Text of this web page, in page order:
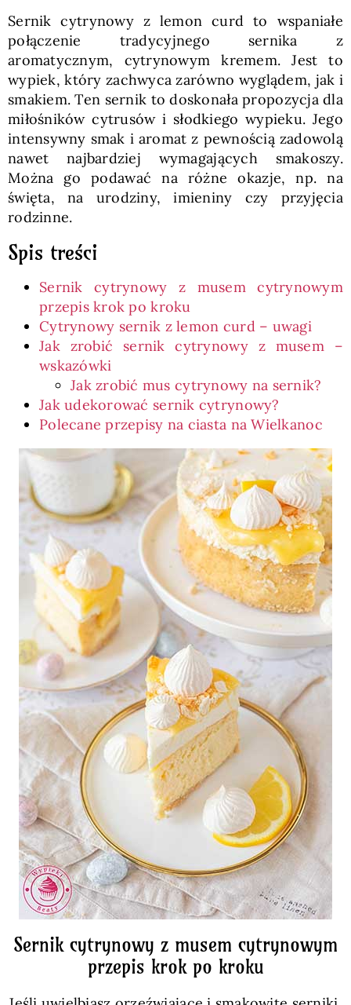
SKLEP
Polski
Sernik cytrynowy z lemon curd to wspaniałe
połączenie tradycyjnego sernika z
aromatycznym, cytrynowym kremem. Jest to
wypiek, który zachwyca zarówno wyglądem, jak i
smakiem. Ten sernik to doskonała propozycja dla
miłośników cytrusów i słodkiego wypieku. Jego
intensywny smak i aromat z pewnością zadowolą
nawet najbardziej wymagających smakoszy.
Można go podawać na różne okazje, np. na
święta, na urodziny, imieniny czy przyjęcia
rodzinne.
Spis treści
Sernik cytrynowy z musem cytrynowym
przepis krok po kroku
Cytrynowy sernik z lemon curd – uwagi
Jak zrobić sernik cytrynowy z musem –
wskazówki
Jak zrobić mus cytrynowy na sernik?
Jak udekorować sernik cytrynowy?
Polecane przepisy na ciasta na Wielkanoc
Sernik cytrynowy z musem cytrynowym
przepis krok po kroku